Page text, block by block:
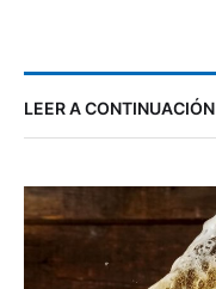
LEER A CONTINUACIÓN